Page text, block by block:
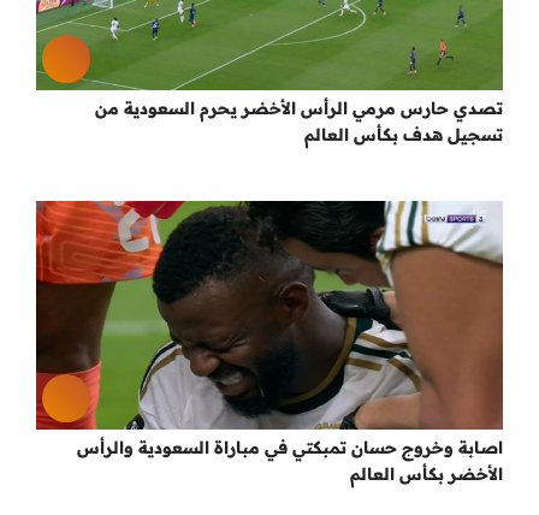
تصدي حارس مرمي الرأس الأخضر يحرم السعودية من
تسجيل هدف بكأس العالم
اصابة وخروج حسان تمبكتي في مباراة السعودية والرأس
الأخضر بكأس العالم